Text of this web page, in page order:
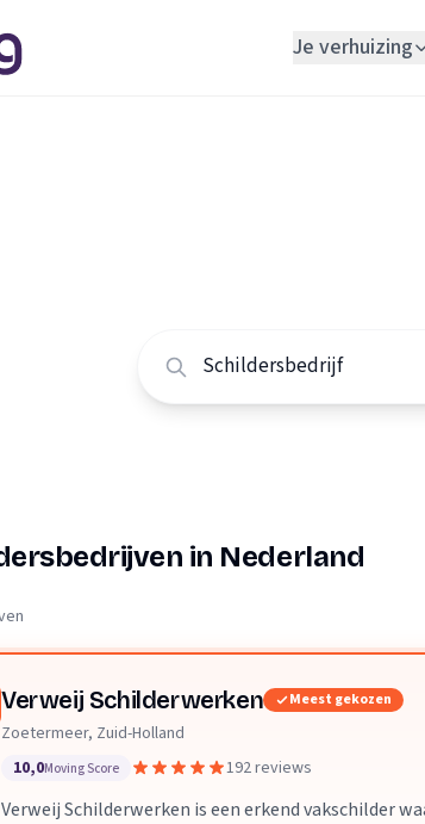
Je verhuizing
Loodgieter
Slotenmaker
Verhuisplanner
in Nederland
Verweij Schilderwerken Meest gekozen
Zoetermeer, Zuid-Holland
10,0Moving Score 192 reviews
Verweij Schilderwerken is een erkend vakschilder